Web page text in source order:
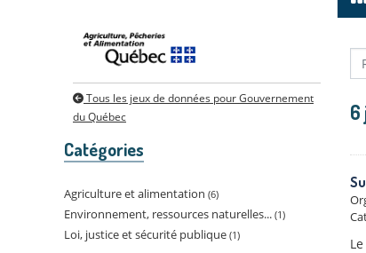
Tous les jeux de données pour Gouvernement
du Québec
Catégories
Agriculture et alimentation 6
Environnement, ressources naturelles... 1
Loi, justice et sécurité publique 1
6